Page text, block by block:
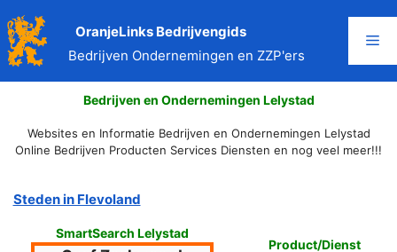
naar
de
inhoud
OranjeLinks Bedrijvengids
Bedrijven Ondernemingen en ZZP'ers
Bedrijven en Ondernemingen Lelystad
Websites en Informatie Bedrijven en Ondernemingen Lelystad
Online Bedrijven Producten Services Diensten en nog veel meer!!!
Steden in Flevoland
SmartSearch Lelystad
Product/Dienst